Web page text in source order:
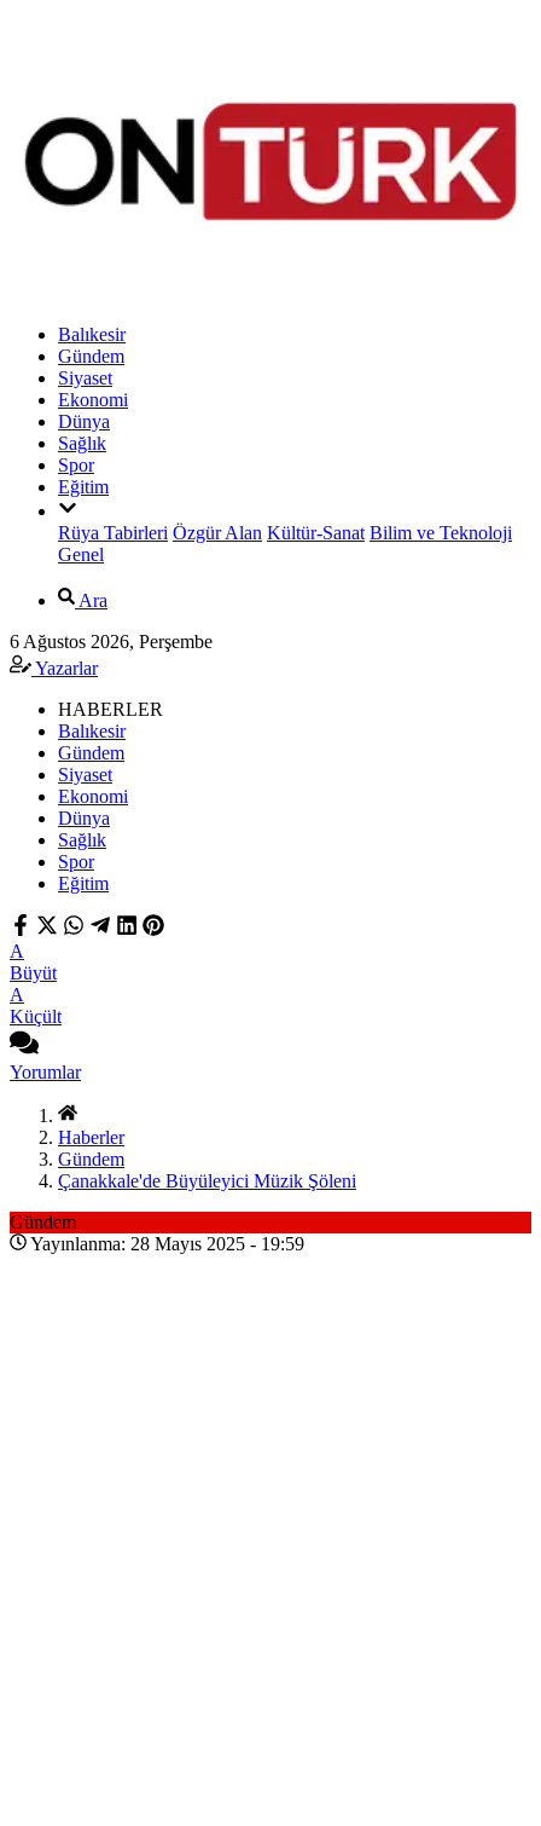
Balıkesir
Gündem
Siyaset
Ekonomi
Dünya
Sağlık
Spor
Eğitim
Rüya Tabirleri Özgür Alan Kültür-Sanat Bilim ve Teknoloji
Genel
Ara
6 Ağustos 2026, Perşembe
Yazarlar
HABERLER
Balıkesir
Gündem
Siyaset
Ekonomi
Dünya
Sağlık
Spor
Eğitim
A
Büyüt
A
Küçült
Yorumlar
Haberler
Gündem
Çanakkale'de Büyüleyici Müzik Şöleni
Gündem
Yayınlanma: 28 Mayıs 2025 - 19:59